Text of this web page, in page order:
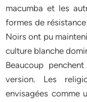
macumba et les
formes de
Noirs ont pu
culture blanche
Beaucoup
version. Les
envisagées comme